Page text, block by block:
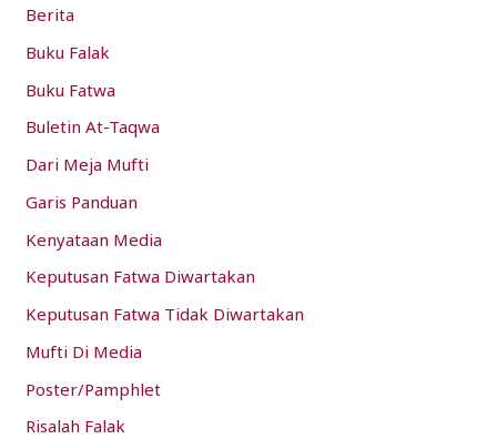
f
o
r
:
Berita
Buku Falak
Buku Fatwa
Buletin At-Taqwa
Dari Meja Mufti
Garis Panduan
Kenyataan Media
Keputusan Fatwa Diwartakan
Keputusan Fatwa Tidak Diwartakan
Mufti Di Media
Poster/Pamphlet
Risalah Falak